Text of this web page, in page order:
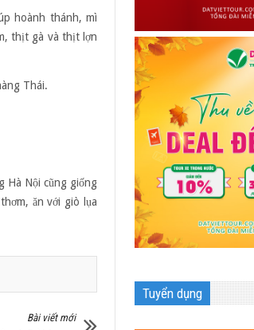
hoành thánh, mì
thịt gà và thịt lợn
Thái.
Hà Nội cũng giống
ăn với giò lụa
Bài viết mới
Tuyển dụng